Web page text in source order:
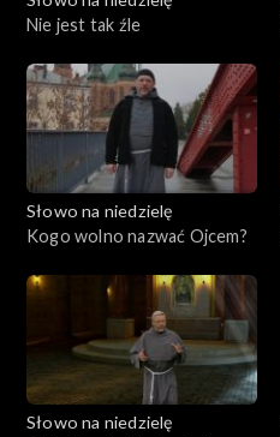
Nie jest tak źle
Słowo na niedzielę
Kogo wolno nazwać Ojcem?
Słowo na niedzielę